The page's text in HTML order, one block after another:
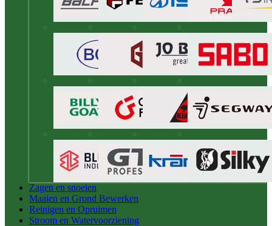
Zagen en snoeien
Maaien en Grond Bewerken
Reinigen en Opruimen
Stroom en Watervoorziening